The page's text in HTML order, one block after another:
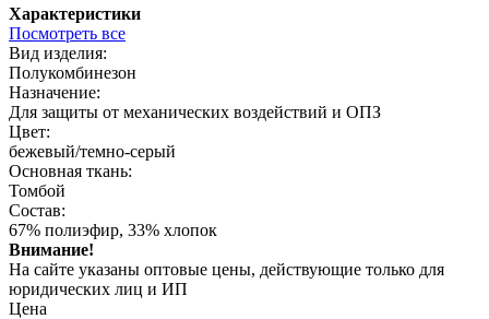
Характеристики
Посмотреть все
Вид изделия:
Полукомбинезон
Назначение:
Для защиты от механических воздействий и ОПЗ
Цвет:
бежевый/темно-серый
Основная ткань:
Томбой
Состав:
67% полиэфир, 33% хлопок
Внимание!
На сайте указаны оптовые цены, действующие только для
юридических лиц и ИП
Цена